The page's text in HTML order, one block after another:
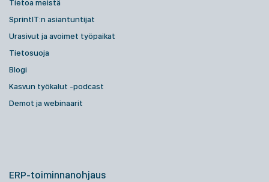
Tietoa meistä
SprintIT:n asiantuntijat
Urasivut ja avoimet työpaikat
Tietosuoja
Blogi
Kasvun työkalut -podcast
Demot ja webinaarit
ERP-toiminnanohjaus